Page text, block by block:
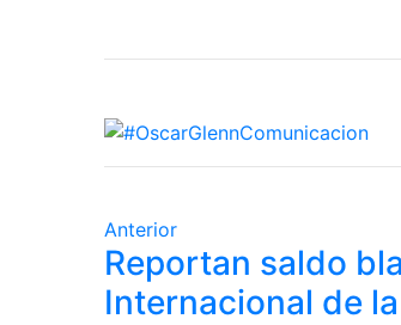
Anterior
Reportan saldo
Internacional de